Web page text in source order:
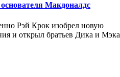
Макдоналдс
Рэй Крок изобрел новую
и открыл братьев Дика и Мэка